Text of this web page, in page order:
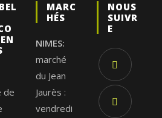
de
MARC
HÉS
NIMES:
marché
du Jean
Jaurès :
vendredi
NOUS
SUIVR
E